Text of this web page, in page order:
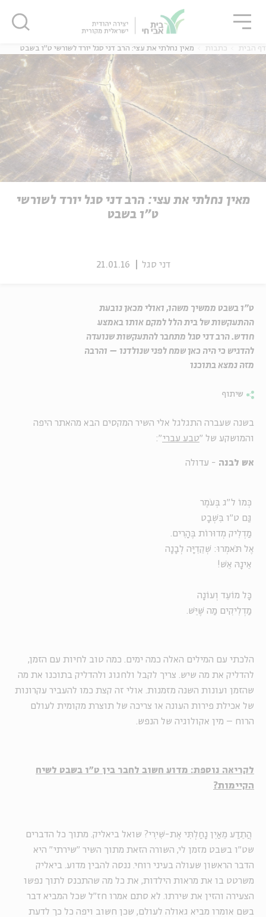
אנגלית נוער
אנגלית
דף הבית כתבות מאין נחלתי את עצי: הרב דני סגל יורד לשורשי ט"ו בשבט
מאין נחלתי את עצי: הרב דני סגל יורד לשורשי
ט"ו בשבט
דני סגל 21.01.16
ט"ו בשבט ממשיך משהו, ואולי מכאן נובעת
ההתעקשות של בית הלל למקם אותו באמצע
חודש. הרב דני סגל מתחבר להתעקשות שנועדה
להדגיש כי היה כאן שמח לפני שנולדנו – והרבה
מזה נמצא בתוכנו
שיתוף
בשנה שעברה התגלגל אלי השיר המקסים הבא מהאתר היפה
והמושקע של "טבע עברי":
אש לבנה - עדולה
כְּמוֹ ל"ג בְּעֹמֶר
גַּם ט"ו בִּשְׁבָט
מַדְלִיק מְדוּרוֹת בֶּהָרִים
אֶל תֹּאמְרוּ: שְׁקֵדִיָּה לְבָנָה
אֵינָהּ אֵשׁ !
כָּל מוֹעֵד וְעוֹנָה
מַדְלִיקִים מַה שֶּׁיֵּשׁ
הלכתי עם המילים האלה כמה ימים. כמה טוב לחיות עם הזמן,
להדליק את מה שיש. צריך לקבל ולחגוג ולהדליק בתוכנו את מה
שהזמן ועונות השנה מזמנות. אולי זה קצת כמו להעביר עקרונות
של אכילת פירות העונה או צריכה של תוצרת מקומית לעולם
הרוח – מין אקולוגיה של הנפש.
לקריאה נוספת: מדוע חשוב לחבר בין ט"ו בשבט לשיח
הקיימות?
הֲתֵדַע מֵאַיִן נָחַלְתִּי אֶת-שִׁירִי? שואל ביאליק. מתוך כל הדברים
שט"ו בשבט מזמן לי, השורה הזאת מתוך השיר "שירתי" היא
הדבר הראשון שעולה בעיני רוחי. ננסה להבין מדוע. ביאליק
משרטט בו את מראות הילדות, את כל מה שהתכנס לתוך נפשו
הצעירה והזין את שירתו. לא סתם אמרו חז"ל שכל המביא דבר
בשם אומרו מביא גאולה לעולם, שכן חשוב ויפה כל כך לדעת
סגור